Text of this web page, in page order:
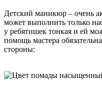
Детский маникюр – очень
может выполнить только
у ребятишек тонкая и ей
помощь мастера
стороны: